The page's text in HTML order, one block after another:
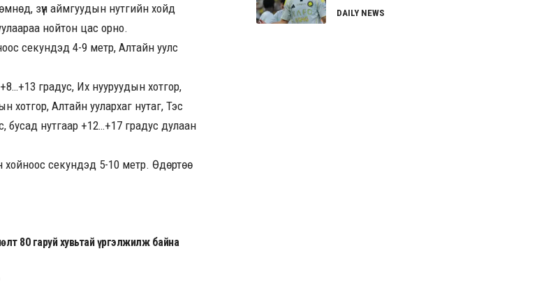
зүүн аймгуудын нутгийн хойд
нойтон цас орно.
секундэд 4-9 метр, Алтайн уулс
градус, Их нууруудын хотгор,
хотгор, Алтайн уулархаг нутаг, Тэс
бусад нутгаар +12…+17 градус дулаан
секундэд 5-10 метр. Өдөртөө
80 гаруй хувьтай үргэлжилж байна
DAILY NEWS